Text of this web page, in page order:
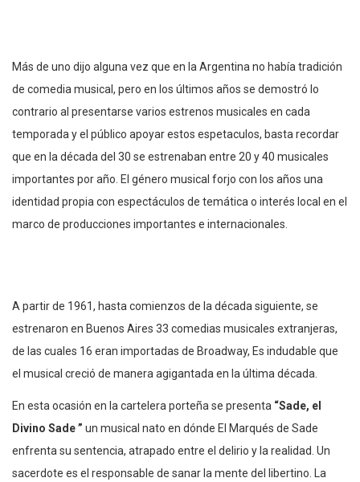
Más de uno dijo alguna vez que en la Argentina no había tradición
de comedia musical, pero en los últimos años se demostró lo
contrario al presentarse varios estrenos musicales en cada
temporada y el público apoyar estos espetaculos, basta recordar
que en la década del 30 se estrenaban entre 20 y 40 musicales
importantes por año. El género musical forjo con los años una
identidad propia con espectáculos de temática o interés local en el
marco de producciones importantes e internacionales.
A partir de 1961, hasta comienzos de la década siguiente, se
estrenaron en Buenos Aires 33 comedias musicales extranjeras,
de las cuales 16 eran importadas de Broadway, Es indudable que
el musical creció de manera agigantada en la última década.
En esta ocasión en la cartelera porteña se presenta “Sade, el
Divino Sade ” un musical nato en dónde El Marqués de Sade
enfrenta su sentencia, atrapado entre el delirio y la realidad. Un
sacerdote es el responsable de sanar la mente del libertino. La